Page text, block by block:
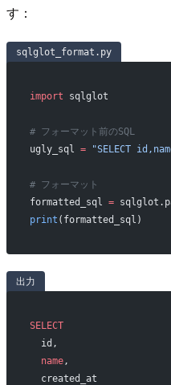
す：
sqlglot_format.py
import sqlglot
# フォーマット前のSQL
ugly_sql = "SELECT
# フォーマット
formatted_sql =
print (formatted_sql)
出力
SELECT
  id,
  name
,
  created_at